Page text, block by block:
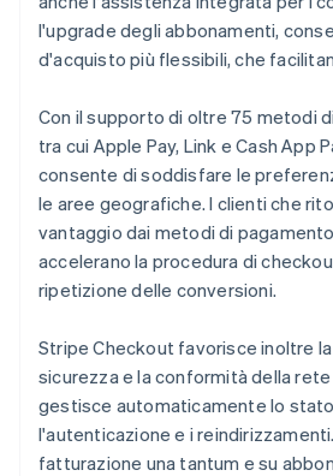
l'upgrade degli abbonamenti,
d'acquisto più flessibili, che
Con il supporto di oltre 75 metodi
tra cui Apple Pay, Link e Cash App
consente di soddisfare le
le aree geografiche. I clienti che
vantaggio dai metodi di
accelerano la procedura di
ripetizione delle conversioni.
Stripe Checkout favorisce inoltre la
sicurezza e la conformità della
gestisce automaticamente lo
l'autenticazione e i
fatturazione una tantum e su